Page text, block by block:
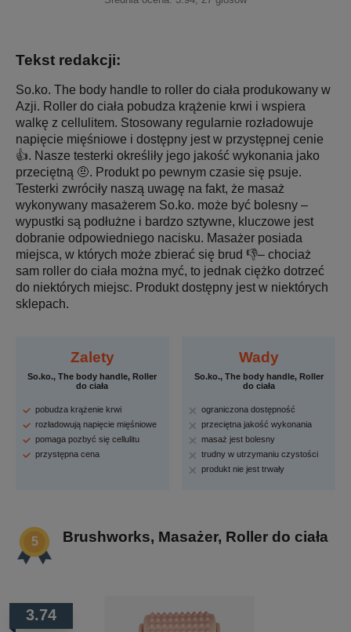
Tekst redakcji:
So.ko. The body handle to roller do ciała produkowany w
Azji. Roller do ciała pobudza krążenie krwi i wspiera
walkę z cellulitem. Stosowany regularnie rozładowuje
napięcie mięśniowe i dostępny jest w przystępnej cenie
👍. Nasze testerki określiły jego jakość wykonania jako
przeciętną 🤨. Produkt po pewnym czasie się psuje.
Testerki zwróciły naszą uwagę na fakt, że masaż
wykonywany masażerem So.ko. może być bolesny –
wypustki są podłużne i bardzo sztywne, kluczowe jest
dobranie odpowiedniego nacisku. Masażer posiada
miejsca, w których może zbierać się brud 👎– chociaż
sam roller do ciała można myć, to jednak ciężko dotrzeć
do niektórych miejsc. Produkt dostępny jest w niektórych
sklepach.
Zalety
So.ko., The body handle, Roller
do ciała
pobudza krążenie krwi
rozładowują napięcie mięśniowe
pomaga pozbyć się cellulitu
przystępna cena
Wady
So.ko., The body handle, Roller
do ciała
ograniczona dostępność
przeciętna jakość wykonania
masaż jest bolesny
trudny w utrzymaniu czystości
produkt nie jest trwały
Brushworks, Masażer, Roller do ciała
3.74